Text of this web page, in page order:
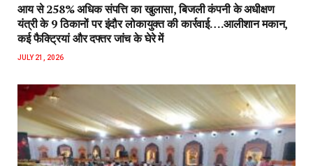
आय से 258% अधिक संपत्ति का खुलासा, बिजली कंपनी के अधीक्षण
यंत्री के 9 ठिकानों पर इंदौर लोकायुक्त की कार्रवाई….आलीशान मकान,
कई फैक्ट्रियां और दफ्तर जांच के घेरे में
JULY 21, 2026